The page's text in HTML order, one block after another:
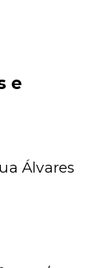
e
Álvares